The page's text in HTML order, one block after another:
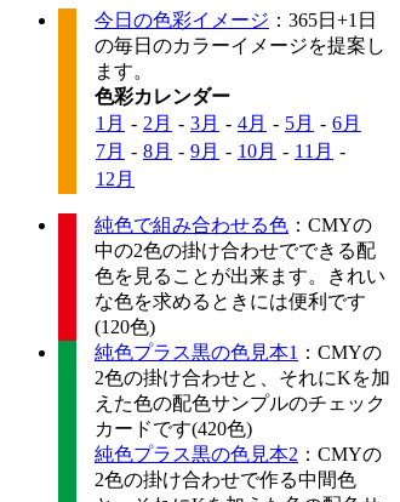
今日の色彩イメージ ：365日+1日
の毎日のカラーイメージを提案し
ます。
色彩カレンダー
1月 - 2月 - 3月 - 4月 - 5月 - 6月
7月 - 8月 - 9月 - 10月 - 11月 -
12月
純色で組み合わせる色 ：CMYの
中の2色の掛け合わせでできる配
色を見ることが出来ます。きれい
な色を求めるときには便利です
(120色)
純色プラス黒の色見本1 ：CMYの
2色の掛け合わせと、それにKを加
えた色の配色サンプルのチェック
カードです(420色)
純色プラス黒の色見本2 ：CMYの
2色の掛け合わせで作る中間色